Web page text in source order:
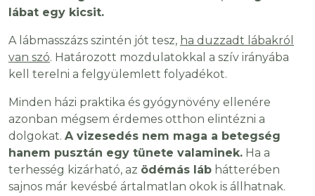
lábat egy kicsit.
A lábmasszázs szintén jót tesz, ha duzzadt lábakról
van szó. Határozott mozdulatokkal a szív irányába
kell terelni a felgyülemlett folyadékot.
Minden házi praktika és gyógynövény ellenére
azonban mégsem érdemes otthon elintézni a
dolgokat. A vizesedés nem maga a betegség
hanem pusztán egy tünete valaminek. Ha a
terhesség kizárható, az ödémás láb hátterében
sajnos már kevésbé ártalmatlan okok is állhatnak.